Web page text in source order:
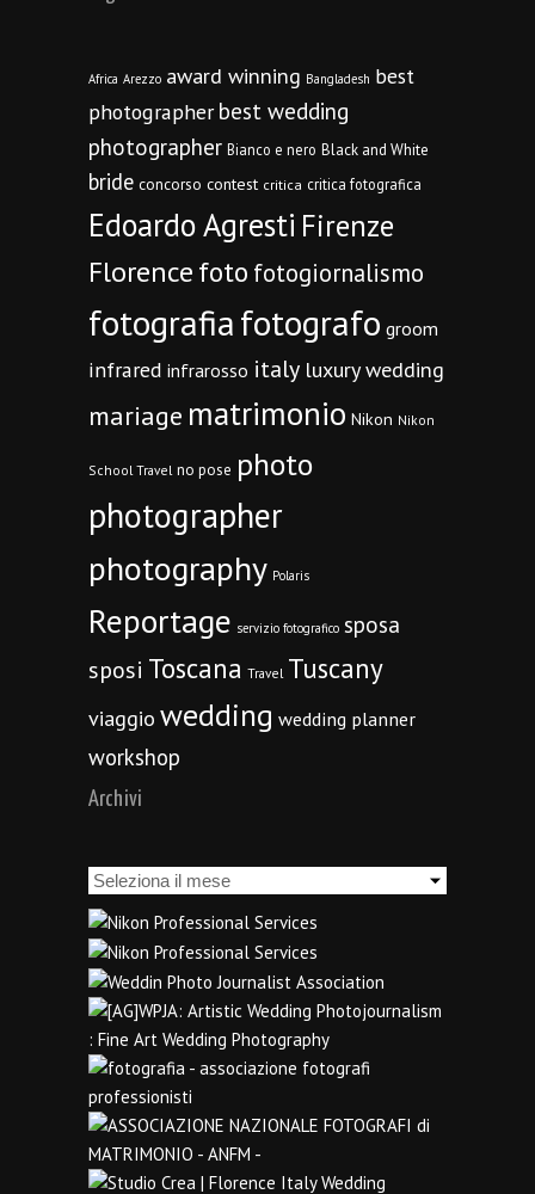
Africa Arezzo award winning Bangladesh best
photographer best wedding
photographer Bianco e nero Black and White
bride concorso contest critica critica fotografica
Edoardo Agresti Firenze
Florencefoto fotogiornalismo
fotografiafotografo groom
infrared infrarosso italy luxury wedding
mariage matrimonio Nikon Nikon
School Travel no pose photo
photographer
photography Polaris
Reportage servizio fotografico sposa
sposi Toscana Travel Tuscany
viaggio wedding wedding planner
workshop
Archivi
Archivi